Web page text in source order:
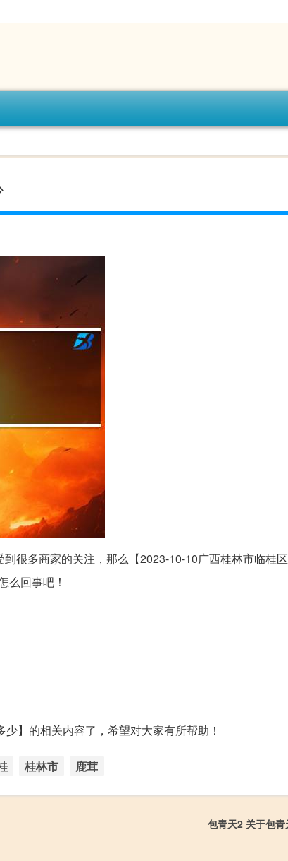
很多商家的关注，那么【2023-10-10广西桂林市临桂
么回事吧！
】的相关内容了，希望对大家有所帮助！
桂林市 鹿茸
包青天2 关于包